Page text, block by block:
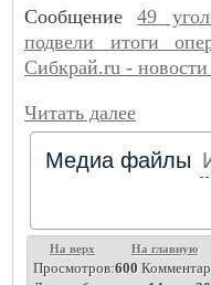
Сообщение49
подвели итоги
Сибкрай.ru -
Читать далее
Медиа файлы
На верх На главную
Просмотров:600